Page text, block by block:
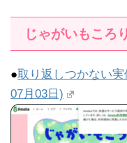
じゃがいもころ
●取り返しつかない
07月03日)